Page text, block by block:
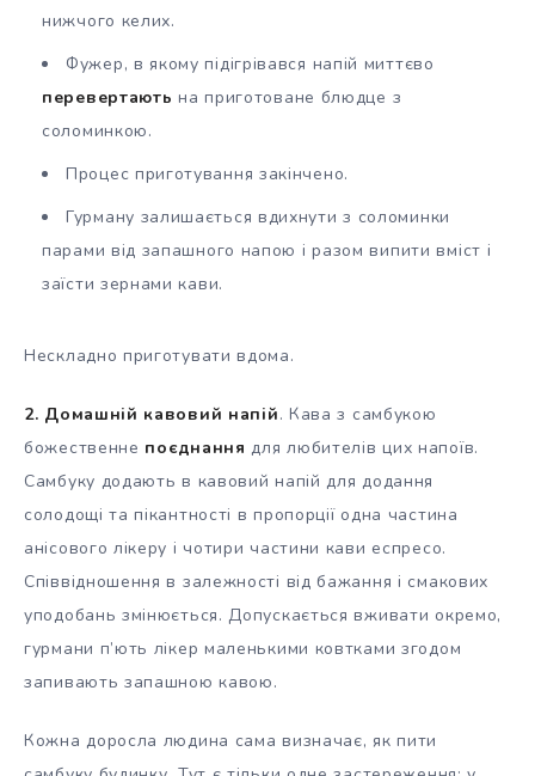
нижчого келих.
Фужер, в якому підігрівався напій миттєво
перевертають на приготоване блюдце з
соломинкою.
Процес приготування закінчено.
Гурману залишається вдихнути з соломинки
парами від запашного напою і разом випити вміст і
заїсти зернами кави.
Нескладно приготувати вдома.
2. Домашній кавовий напій. Кава з самбукою
божественне поєднання для любителів цих напоїв.
Самбуку додають в кавовий напій для додання
солодощі та пікантності в пропорції одна частина
анісового лікеру і чотири частини кави еспресо.
Співвідношення в залежності від бажання і смакових
уподобань змінюється. Допускається вживати окремо,
гурмани п’ють лікер маленькими ковтками згодом
запивають запашною кавою.
Кожна доросла людина сама визначає, як пити